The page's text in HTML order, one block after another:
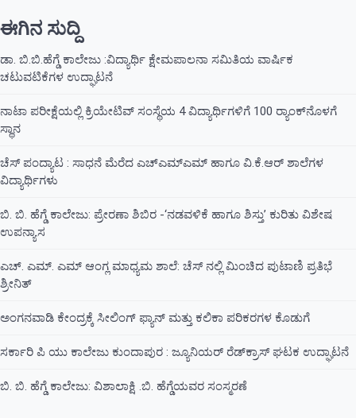
ಈಗಿನ ಸುದ್ದಿ
ಡಾ. ಬಿ.ಬಿ.ಹೆಗ್ಡೆ ಕಾಲೇಜು :ವಿದ್ಯಾರ್ಥಿ ಕ್ಷೇಮಪಾಲನಾ ಸಮಿತಿಯ ವಾರ್ಷಿಕ
ಚಟುವಟಿಕೆಗಳ ಉದ್ಘಾಟನೆ
ನಾಟಾ ಪರೀಕ್ಷೆಯಲ್ಲಿ ಕ್ರಿಯೇಟಿವ್ ಸಂಸ್ಥೆಯ 4 ವಿದ್ಯಾರ್ಥಿಗಳಿಗೆ 100 ರ‍್ಯಾಂಕ್‌ನೊಳಗೆ
ಸ್ಥಾನ
ಚೆಸ್ ಪಂದ್ಯಾಟ : ಸಾಧನೆ ಮೆರೆದ ಎಚ್ಎಮ್ಎಮ್ ಹಾಗೂ ವಿ.ಕೆ.ಆರ್ ಶಾಲೆಗಳ
ವಿದ್ಯಾರ್ಥಿಗಳು
ಬಿ. ಬಿ. ಹೆಗ್ಡೆ ಕಾಲೇಜು: ಪ್ರೇರಣಾ ಶಿಬಿರ -‘ನಡವಳಿಕೆ ಹಾಗೂ ಶಿಸ್ತು’ ಕುರಿತು ವಿಶೇಷ
ಉಪನ್ಯಾಸ
ಎಚ್. ಎಮ್. ಎಮ್ ಆಂಗ್ಲ ಮಾಧ್ಯಮ ಶಾಲೆ: ಚೆಸ್ ನಲ್ಲಿ ಮಿಂಚಿದ ಪುಟಾಣಿ ಪ್ರತಿಭೆ
ಶ್ರೀನಿತ್
ಅಂಗನವಾಡಿ ಕೇಂದ್ರಕ್ಕೆ ಸೀಲಿಂಗ್ ಫ್ಯಾನ್ ಮತ್ತು ಕಲಿಕಾ ಪರಿಕರಗಳ ಕೊಡುಗೆ
ಸರ್ಕಾರಿ ಪಿ ಯು ಕಾಲೇಜು ಕುಂದಾಪುರ : ಜ್ಯೂನಿಯರ್‌ ರೆಡ್‌ಕ್ರಾಸ್‌ ಘಟಕ ಉದ್ಘಾಟನೆ
ಬಿ. ಬಿ. ಹೆಗ್ಡೆ ಕಾಲೇಜು: ವಿಶಾಲಾಕ್ಷಿ .ಬಿ. ಹೆಗ್ಡೆಯವರ ಸಂಸ್ಮರಣೆ